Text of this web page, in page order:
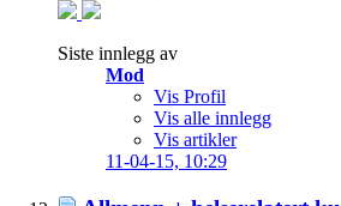
Siste innlegg av
Mod
Vis Profil
Vis alle innlegg
Vis artikler
11-04-15, 10:29